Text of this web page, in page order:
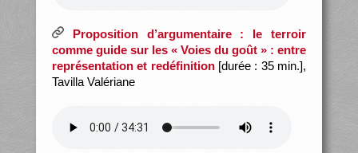
Proposition d’argumentaire : le terroir
comme guide sur les « Voies du goût » : entre
représentation et redéfinition[durée : 35 min.],
Tavilla Valériane